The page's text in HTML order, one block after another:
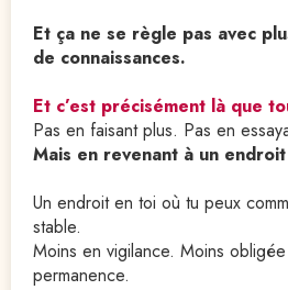
Et ça ne se règle pas avec
de connaissances.
Et c’est précisément là que
Pas en faisant plus. Pas en
Mais en revenant à un
Un endroit en toi où tu peux
stable.
Moins en vigilance. Moins
permanence.